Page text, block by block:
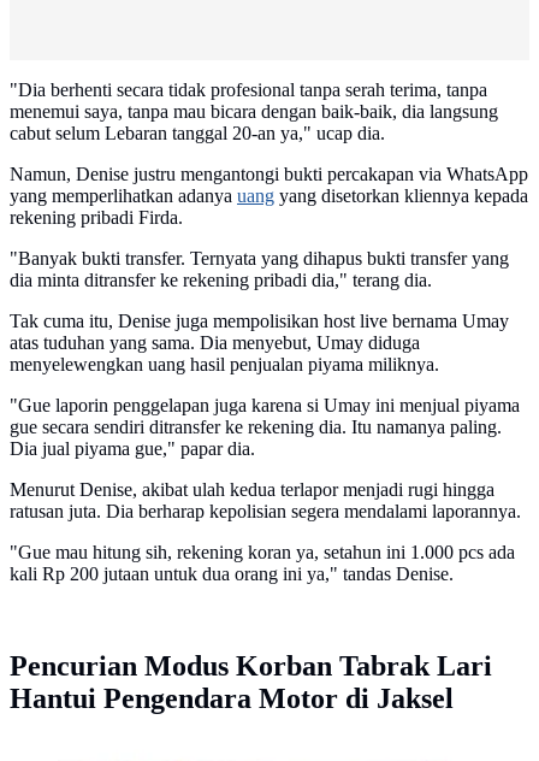
"Dia berhenti secara tidak profesional tanpa serah terima, tanpa
menemui saya, tanpa mau bicara dengan baik-baik, dia langsung
cabut selum Lebaran tanggal 20-an ya," ucap dia.
Namun, Denise justru mengantongi bukti percakapan via WhatsApp
yang memperlihatkan adanya uang yang disetorkan kliennya kepada
rekening pribadi Firda.
"Banyak bukti transfer. Ternyata yang dihapus bukti transfer yang
dia minta ditransfer ke rekening pribadi dia," terang dia.
Tak cuma itu, Denise juga mempolisikan host live bernama Umay
atas tuduhan yang sama. Dia menyebut, Umay diduga
menyelewengkan uang hasil penjualan piyama miliknya.
"Gue laporin penggelapan juga karena si Umay ini menjual piyama
gue secara sendiri ditransfer ke rekening dia. Itu namanya paling.
Dia jual piyama gue," papar dia.
Menurut Denise, akibat ulah kedua terlapor menjadi rugi hingga
ratusan juta. Dia berharap kepolisian segera mendalami laporannya.
"Gue mau hitung sih, rekening koran ya, setahun ini 1.000 pcs ada
kali Rp 200 jutaan untuk dua orang ini ya," tandas Denise.
Pencurian Modus Korban Tabrak Lari
Hantui Pengendara Motor di Jaksel